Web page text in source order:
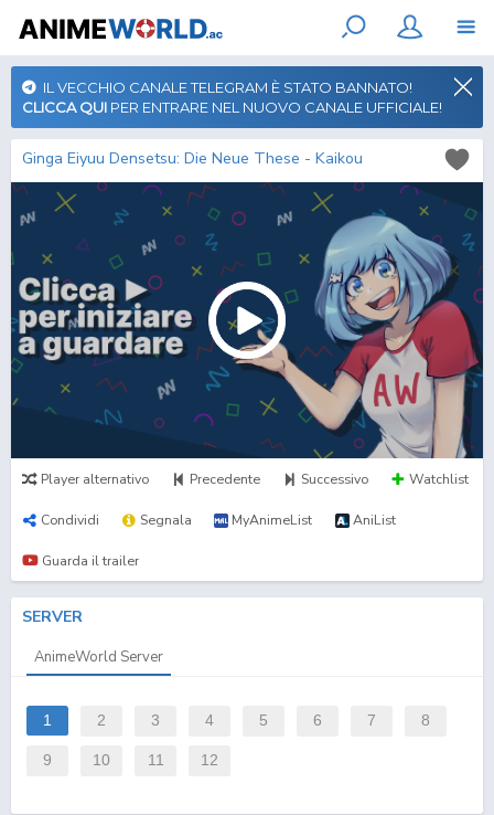
IL VECCHIO CANALE TELEGRAM È STATO BANNATO!
CLICCA QUI PER ENTRARE NEL NUOVO CANALE UFFICIALE!
Ginga Eiyuu Densetsu: Die Neue These - Kaikou
Player alternativo Precedente Successivo Watchlist
Condividi Segnala MyAnimeList AniList
Guarda il trailer
SERVER
AnimeWorld Server
1 2 3 4 5 6 7 8
9 10 11 12